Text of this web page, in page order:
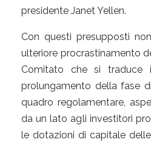
presidente Janet Yellen.
Con questi presupposti
ulteriore procrastinamento
Comitato che si traduce
prolungamento della fase
quadro regolamentare,
da un lato agli investitori
le dotazioni di capitale